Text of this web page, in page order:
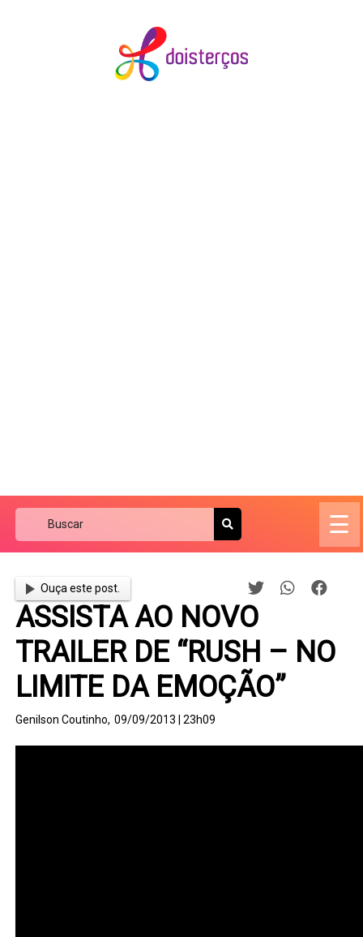
☰
Ouça este post.
ASSISTA AO NOVO
TRAILER DE “RUSH – NO
LIMITE DA EMOÇÃO”
Genilson Coutinho, 09/09/2013 | 23h09